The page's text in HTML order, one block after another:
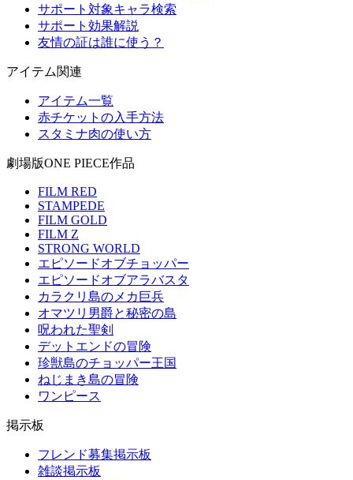
サポート対象キャラ検索
サポート効果解説
友情の証は誰に使う？
アイテム関連
アイテム一覧
赤チケットの入手方法
スタミナ肉の使い方
劇場版ONE PIECE作品
FILM RED
STAMPEDE
FILM GOLD
FILM Z
STRONG WORLD
エピソードオブチョッパー
エピソードオブアラバスタ
カラクリ島のメカ巨兵
オマツリ男爵と秘密の島
呪われた聖剣
デットエンドの冒険
珍獣島のチョッパー王国
ねじまき島の冒険
ワンピース
掲示板
フレンド募集掲示板
雑談掲示板